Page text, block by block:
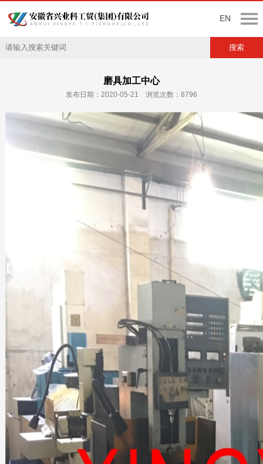
EN
磨具加工中心
发布日期：2020-05-21 浏览次数：8796